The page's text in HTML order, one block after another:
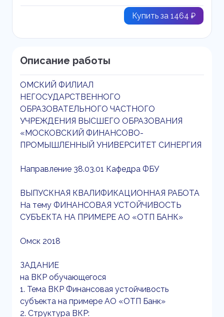
Купить за 1464 ₽
Описание работы
ОМСКИЙ ФИЛИАЛ
НЕГОСУДАРСТВЕННОГО
ОБРАЗОВАТЕЛЬНОГО ЧАСТНОГО
УЧРЕЖДЕНИЯ ВЫСШЕГО ОБРАЗОВАНИЯ
«МОСКОВСКИЙ ФИНАНСОВО-
ПРОМЫШЛЕННЫЙ УНИВЕРСИТЕТ СИНЕРГИЯ
Направление 38.03.01 Кафедра ФБУ
ВЫПУСКНАЯ КВАЛИФИКАЦИОННАЯ РАБОТА
На тему ФИНАНСОВАЯ УСТОЙЧИВОСТЬ
СУБЪЕКТА НА ПРИМЕРЕ АО «ОТП БАНК»
Омск 2018
ЗАДАНИЕ
на ВКР обучающегося
1. Тема ВКР Финансовая устойчивость
субъекта на примере АО «ОТП Банк»
2. Структура ВКР: